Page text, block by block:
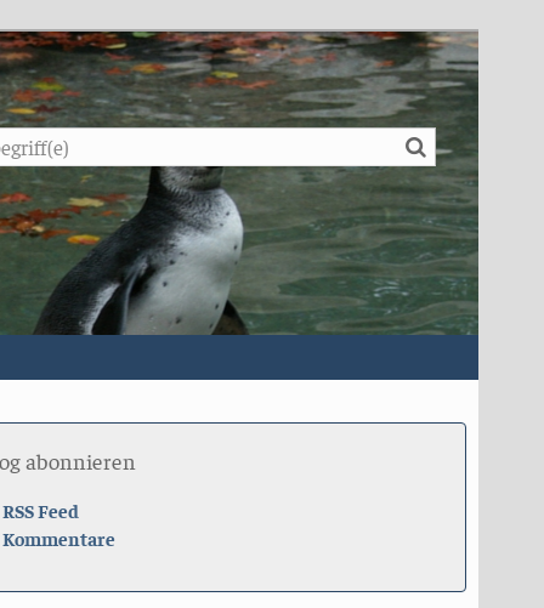
Suche
abonnieren
RSS Feed
Kommentare